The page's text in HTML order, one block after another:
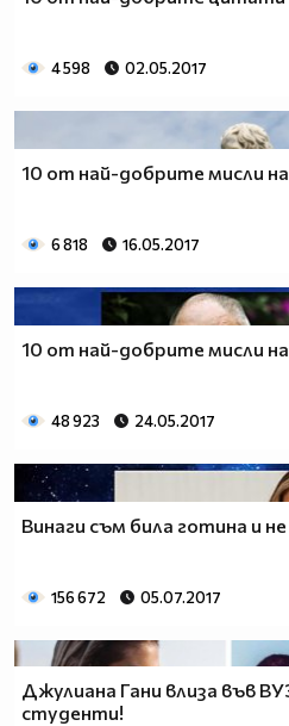
4 598 02.05.2017
10 от най-добрите мисли
6 818 16.05.2017
10 от най-добрите мисли
48 923 24.05.2017
Винаги съм била готина и
156 672 05.07.2017
Джулиана Гани влиза във
студенти!